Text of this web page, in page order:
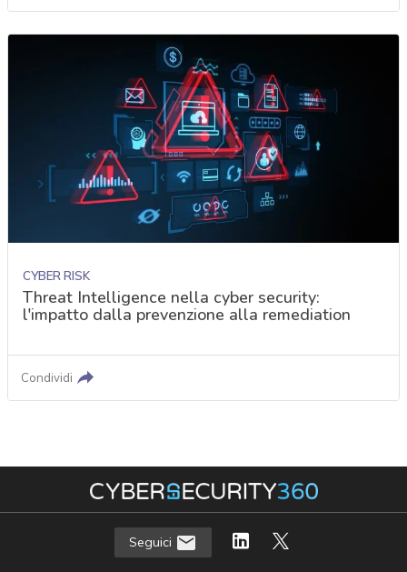
CYBER RISK
Threat Intelligence nella cyber security:
l'impatto dalla prevenzione alla remediation
Condividi
Seguici